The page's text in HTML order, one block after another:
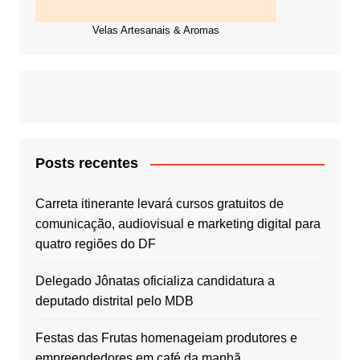
Velas Artesanais & Aromas
Posts recentes
Carreta itinerante levará cursos gratuitos de
comunicação, audiovisual e marketing digital para
quatro regiões do DF
Delegado Jônatas oficializa candidatura a
deputado distrital pelo MDB
Festas das Frutas homenageiam produtores e